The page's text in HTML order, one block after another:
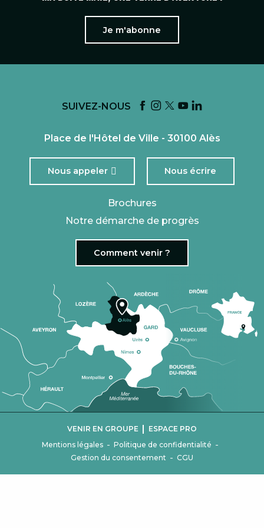
Je m'abonne
SUIVEZ-NOUS
Place de l'Hôtel de Ville - 30100 Alès
Nous appeler Nous écrire
Brochures
Notre démarche de progrès
Comment venir ?
Mentions légales - Politique de confidentialité -
Gestion du consentement - CGU
VENIR EN GROUPE | ESPACE PRO